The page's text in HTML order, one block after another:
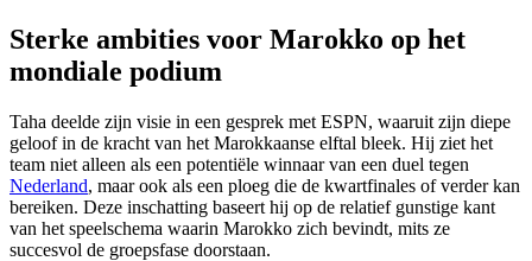
Sterke ambities voor Marokko op het
mondiale podium
Taha deelde zijn visie in een gesprek met ESPN, waaruit zijn diepe
geloof in de kracht van het Marokkaanse elftal bleek. Hij ziet het
team niet alleen als een potentiële winnaar van een duel tegen
Nederland, maar ook als een ploeg die de kwartfinales of verder kan
bereiken. Deze inschatting baseert hij op de relatief gunstige kant
van het speelschema waarin Marokko zich bevindt, mits ze
succesvol de groepsfase doorstaan.